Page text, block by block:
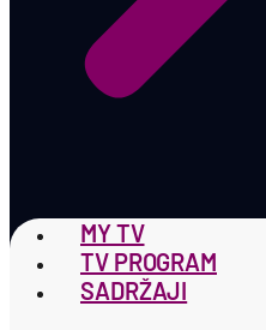
MY TV
TV PROGRAM
SADRŽAJI